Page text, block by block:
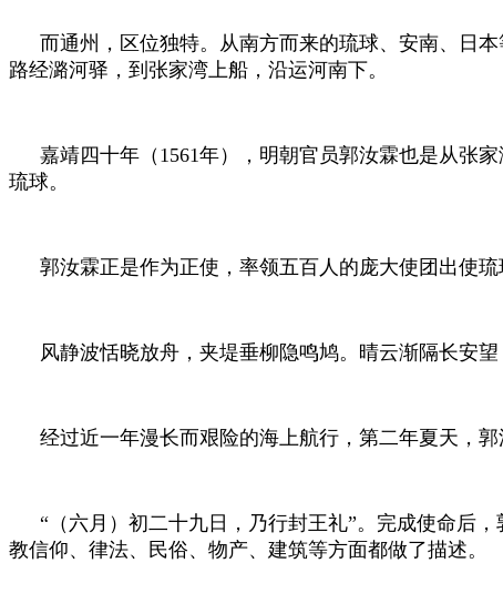
而通州，区位独特。从南方而来的琉球、安南、日
路经潞河驿，到张家湾上船，沿运河南下。
嘉靖四十年（ 1561年），明朝官员郭汝霖也是从张
琉球。
郭汝霖正是作为正使，率领五百人的庞大使团出使
风静波恬晓放舟，夹堤垂柳隐鸣鸠。晴云渐隔长安
经过近一年漫长而艰险的海上航行，第二年夏天，郭
“（六月）初二十九日，乃行封王礼”。完成使命后
教信仰、律法、民俗、物产、建筑等方面都做了描述。